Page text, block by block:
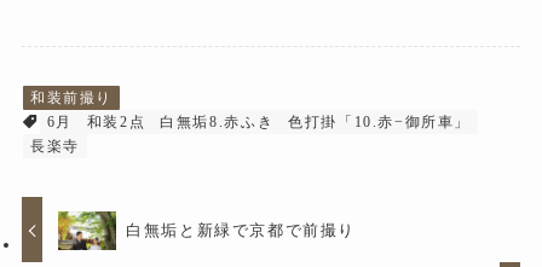
和装前撮り
6月
和装2点 白無垢8.赤ふき
色打掛「10.赤−御所車」
長楽寺
白無垢と新緑で京都で前撮り